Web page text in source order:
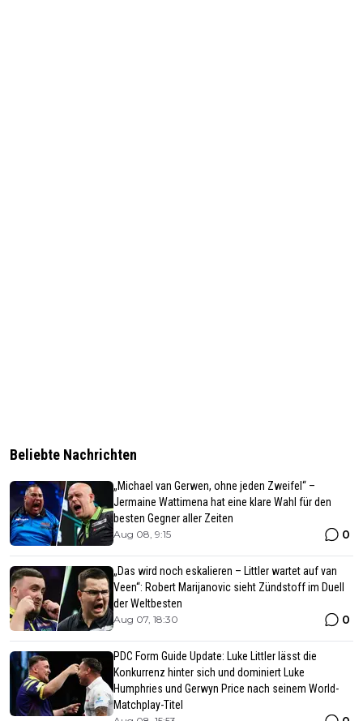
Beliebte Nachrichten
„Michael van Gerwen, ohne jeden Zweifel“ –
Jermaine Wattimena hat eine klare Wahl für den
besten Gegner aller Zeiten
Aug 08, 9:15 0
„Das wird noch eskalieren – Littler wartet auf van
Veen“: Robert Marijanovic sieht Zündstoff im Duell
der Weltbesten
Aug 07, 18:30 0
PDC Form Guide Update: Luke Littler lässt die
Konkurrenz hinter sich und dominiert Luke
Humphries und Gerwyn Price nach seinem World-
Matchplay-Titel